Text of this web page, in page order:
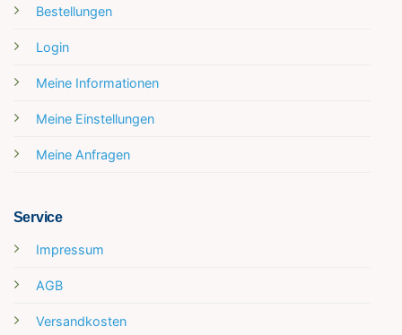
Bestellungen
Login
Meine Informationen
Meine Einstellungen
Meine Anfragen
Service
Impressum
AGB
Versandkosten